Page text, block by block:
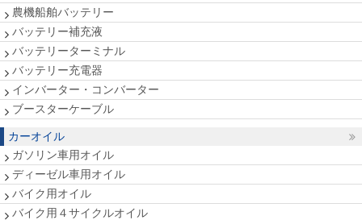
農機船舶バッテリー
バッテリー補充液
バッテリーターミナル
バッテリー充電器
インバーター・コンバーター
ブースターケーブル
カーオイル
ガソリン車用オイル
ディーゼル車用オイル
バイク用オイル
バイク用４サイクルオイル